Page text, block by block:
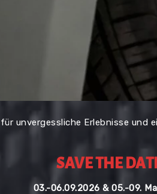
unvergessliche Erlebnisse und
SAVE THE
03.-06.09.2026 & 05.-09.